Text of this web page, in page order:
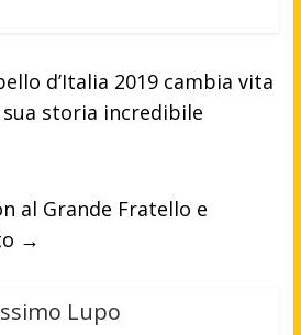
d’Italia 2019 cambia vita
storia incredibile
al Grande Fratello e
→
Lupo